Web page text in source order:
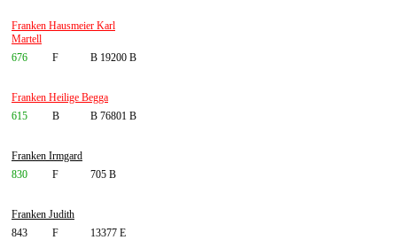
Franken Hausmeier Karl
Martell
676
F B 19200 B
Franken Heilige Begga
615
B B 76801 B
Franken Irmgard
830
F 705 B
Franken Judith
843
F 13377 E